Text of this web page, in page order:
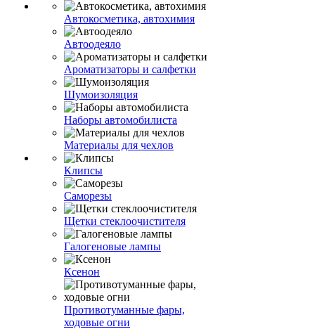
Автокосметика, автохимия
Автоодеяло
Ароматизаторы и салфетки
Шумоизоляция
Наборы автомобилиста
Материалы для чехлов
Клипсы
Саморезы
Щетки стеклоочистителя
Галогеновые лампы
Ксенон
Противотуманные фары,
ходовые огни